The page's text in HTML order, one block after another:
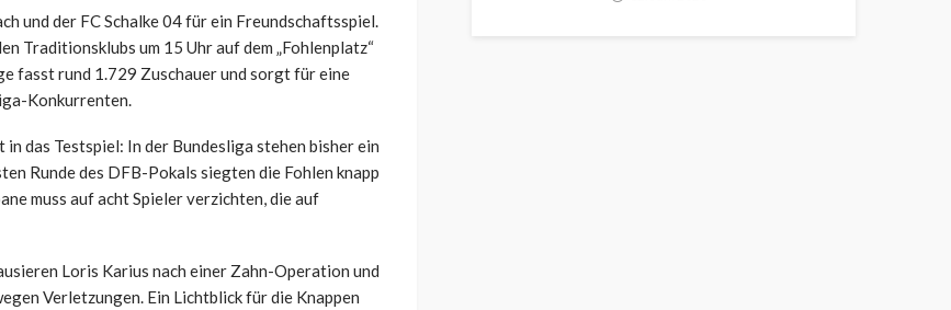
und der FC Schalke 04 für ein Freundschaftsspiel.
Traditionsklubs um 15 Uhr auf dem „Fohlenplatz“
fasst rund 1.729 Zuschauer und sorgt für eine
Konkurrenten.
das Testspiel: In der Bundesliga stehen bisher ein
Runde des DFB-Pokals siegten die Fohlen knapp
muss auf acht Spieler verzichten, die auf
Loris Karius nach einer Zahn-Operation und
Verletzungen. Ein Lichtblick für die Knappen